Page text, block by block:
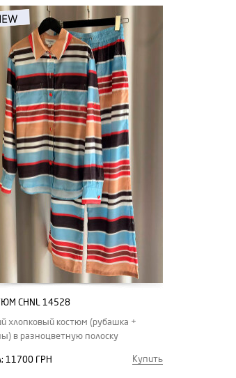
CHNL 14528
хлопковый костюм (рубашка +
в разноцветную полоску
11700 ГРН Купить